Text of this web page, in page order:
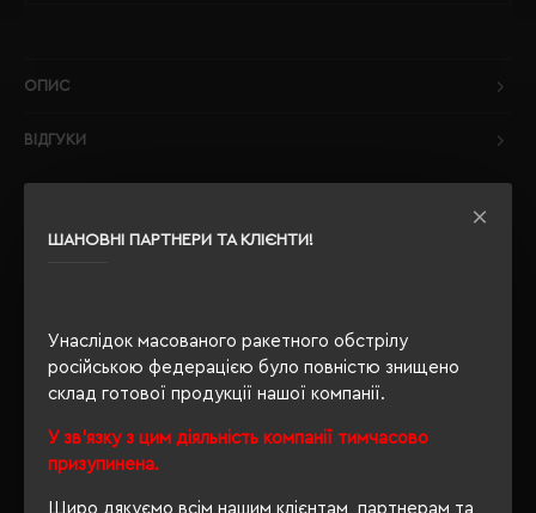
ШАНОВНІ ПАРТНЕРИ ТА КЛІЄНТИ!
Унаслідок масованого ракетного обстрілу
російською федерацією було повністю знищено
склад готової продукції нашої компанії.
У зв'язку з цим діяльність компанії тимчасово
призупинена.
Щиро дякуємо всім нашим клієнтам, партнерам та
ОПИС
ВІДГУКИ